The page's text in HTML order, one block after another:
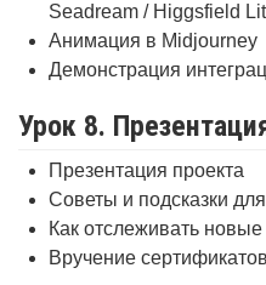
Seadream / Higgsfield
Анимация в Midjourney
Демонстрация
Урок 8.
Презентация проекта
Советы и подсказки
Как отслеживать
Вручение сертификатов